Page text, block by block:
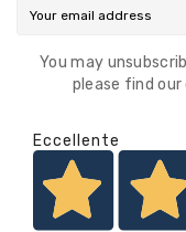
You may
please find
Eccellente